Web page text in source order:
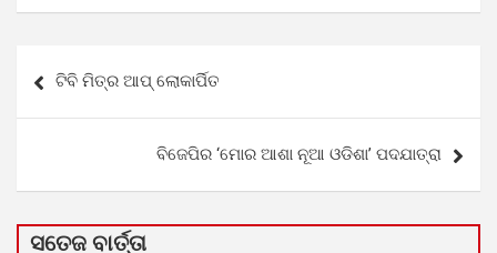
navigation
ଟିବି ମିତ୍ର ଆପ୍ ଲୋକାର୍ପିତ
ବିଜେପିର ‘ମୋର ଆଶା ନୂଆ ଓଡିଶା’ ପଦଯାତ୍ରା
ସତେଜ ବାର୍ତ୍ତା